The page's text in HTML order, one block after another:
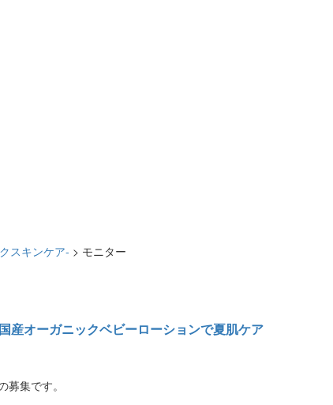
スキンケア- > モニター
オーガニックベビーローションで夏肌ケア
集です。